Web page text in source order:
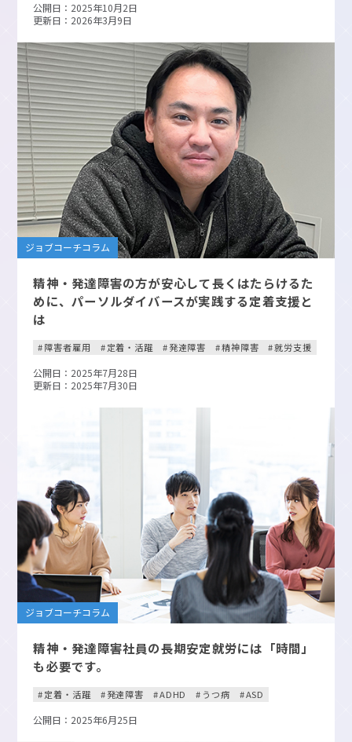
公開日：2025年10月2日
更新日：2026年3月9日
ジョブコーチコラム
精神・発達障害の方が安心して長くはたらけるた
めに、パーソルダイバースが実践する定着支援と
は
障害者雇用 定着・活躍 発達障害 精神障害 就労支援
公開日：2025年7月28日
更新日：2025年7月30日
ジョブコーチコラム
精神・発達障害社員の長期安定就労には「時間」
も必要です。
定着・活躍 発達障害 ADHD うつ病 ASD
公開日：2025年6月25日